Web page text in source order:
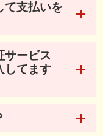
て支払いを
サービス
してます